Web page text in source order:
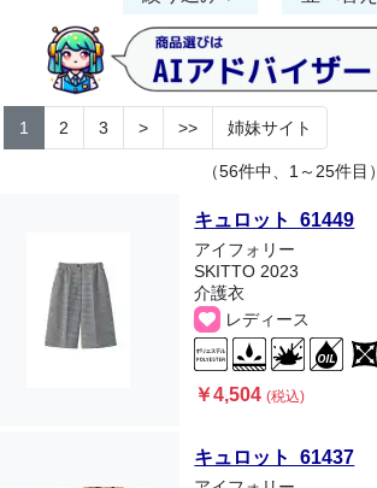
1 2 3 > >> 姉妹サイト
（56件中、1～25件目）
キュロット 61449
アイフォリー
SKITTO 2023
介護衣
レディース
￥4,504(税込)
キュロット 61437